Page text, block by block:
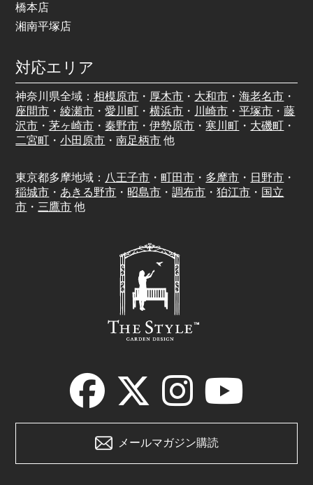
橋本店
湘南平塚店
対応エリア
神奈川県全域：相模原市 ・ 厚木市 ・ 大和市 ・海老名市 ・
座間市 ・綾瀬市 ・愛川町 ・横浜市 ・ 川崎市 ・平塚市 ・藤
沢市 ・茅ヶ崎市 ・ 秦野市 ・伊勢原市 ・ 寒川町 ・ 大磯町 ・
二宮町 ・小田原市 ・南足柄市 他
東京都多摩地域： 八王子市 ・町田市 ・ 多摩市 ・ 日野市 ・
稲城市 ・ あきる野市 ・ 昭島市 ・調布市 ・狛江市 ・ 国立
市 ・ 三鷹市 他
メールマガジン購読